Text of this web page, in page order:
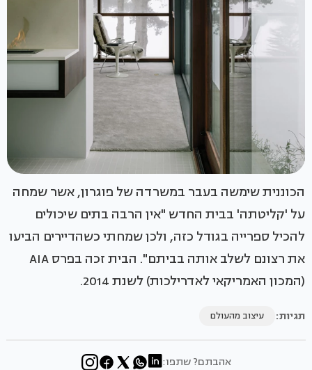
הכוננית שימשה בעבר במשרדה של פוגרון, אשר שמחה
על 'קליטתה' בבית החדש "אין הרבה בתים שיכולים
להכיל ספרייה בגודל כזה, ולכן שמחתי כשהדיירים הביעו
את רצונם לשלב אותה בביתם". הבית זכה בפרס AIA
(המכון האמריקאי לאדרילכות) לשנת 2014.
תגיות: עיצוב מהעולם
אהבתם? שתפו: